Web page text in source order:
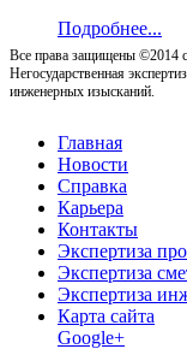
Подробнее...
Все права защищены ©2014
Негосударственная
инженерных изысканий.
Главная
Новости
Справка
Карьера
Контакты
Экспертиза
Экспертиза
Экспертиза
Карта сайта
Google+